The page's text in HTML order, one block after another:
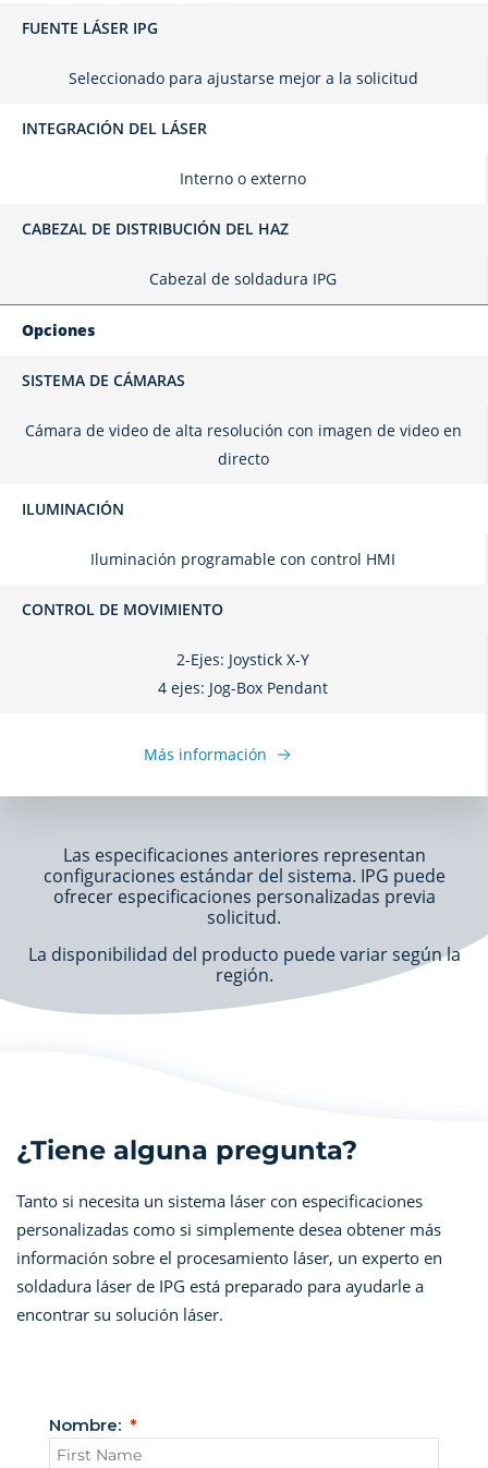
FUENTE LÁSER IPG
Seleccionado para ajustarse mejor a la solicitud
INTEGRACIÓN DEL LÁSER
Interno o externo
CABEZAL DE DISTRIBUCIÓN DEL HAZ
Cabezal de soldadura IPG
Opciones
SISTEMA DE CÁMARAS
Cámara de video de alta resolución con imagen de video en
directo
ILUMINACIÓN
Iluminación programable con control HMI
CONTROL DE MOVIMIENTO
2-Ejes: Joystick X-Y
4 ejes: Jog-Box Pendant
Más información
Las especificaciones anteriores representan
configuraciones estándar del sistema. IPG puede
ofrecer especificaciones personalizadas previa
solicitud.
La disponibilidad del producto puede variar según la
región.
¿Tiene alguna pregunta?
Tanto si necesita un sistema láser con especificaciones
personalizadas como si simplemente desea obtener más
información sobre el procesamiento láser, un experto en
soldadura láser de IPG está preparado para ayudarle a
encontrar su solución láser.
Nombre: